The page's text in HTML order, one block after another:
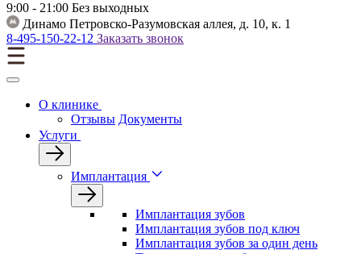
9:00 - 21:00 Без выходных
Динамо Петровско-Разумовская аллея, д. 10, к. 1
8-495-150-22-12 Заказать звонок
О клинике
Отзывы Документы
Услуги
Имплантация
Имплантация зубов
Имплантация зубов под ключ
Имплантация зубов за один день